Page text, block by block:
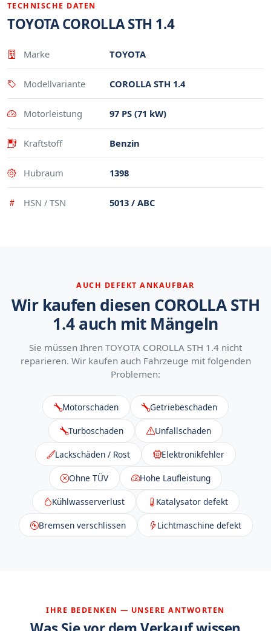
TECHNISCHE DATEN
TOYOTA COROLLA STH 1.4
Eigenschaft
Marke TOYOTA
Modellvariante COROLLA STH 1.4
Motorleistung 97 PS (71 kW)
Kraftstoff Benzin
Hubraum 1398
HSN / TSN 5013 / ABC
AUCH DEFEKT ANKAUFBAR
Wir kaufen diesen COROLLA STH
1.4 auch mit Mängeln
Sie müssen Ihren TOYOTA COROLLA STH 1.4 nicht
reparieren. Wir kaufen auch Fahrzeuge mit folgenden
Problemen:
Motorschaden Getriebeschaden
Turboschaden Unfallschaden
Lackschäden / Rost Elektronikfehler
Ohne TÜV Hohe Laufleistung
Kühlwasserverlust Katalysator defekt
Bremsen verschlissen Lichtmaschine defekt
IHRE BEDENKEN — UNSERE ANTWORTEN